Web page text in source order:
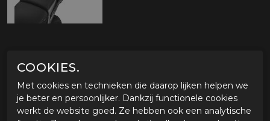
OMSCHRIJVING ZADELTAS KRIEGA ROLLPACK
40 BRUIN/BEIGE
Eigenschappen Kriega Rollpack 40
420D duurzame Cordura-lite constructie
COOKIES.
Met cookies en technieken die daarop lijken helpen we
je beter en persoonlijker. Dankzij functionele cookies
werkt de website goed. Ze hebben ook een analytische